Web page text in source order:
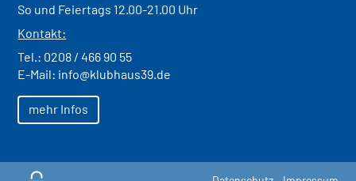
So und Feiertags 12.00-21.00 Uhr
Kontakt:
Tel.: 0208 / 466 90 55
E-Mail: info@klubhaus39.de
mehr Infos